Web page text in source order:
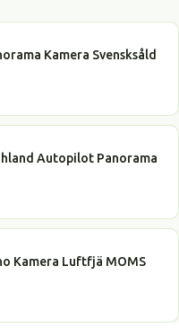
Kamera Svensksåld
Autopilot Panorama
Kamera Luftfjä MOMS